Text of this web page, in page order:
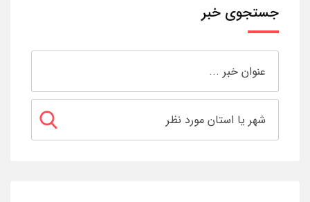
جستجوی خبر